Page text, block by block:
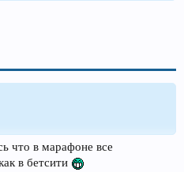
что в марафоне все
в бетсити